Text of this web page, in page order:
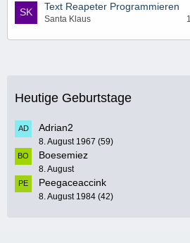
Text Reapeter Programmieren
Santa Klaus
Heutige Geburtstage
Adrian2
8. August 1967 (59)
Boesemiez
8. August
Peegaceaccink
8. August 1984 (42)